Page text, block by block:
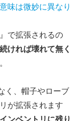
味は微妙に異なり
で拡張されるの
ければ壊れて無く
く、帽子やローブ
が拡張されます